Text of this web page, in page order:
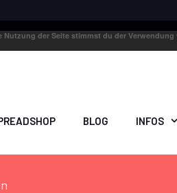
BLOG INFOS
Nutzung der Seite stimmst du der Verwendung